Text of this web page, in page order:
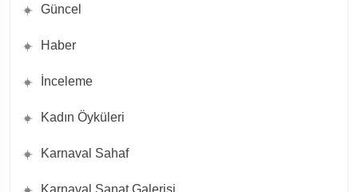
Güncel
Haber
İnceleme
Kadın Öyküleri
Karnaval Sahaf